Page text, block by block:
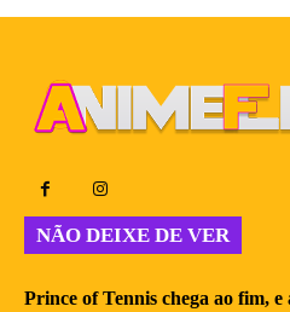
NÃO DEIXE DE VER
Prince of Tennis chega ao fim,